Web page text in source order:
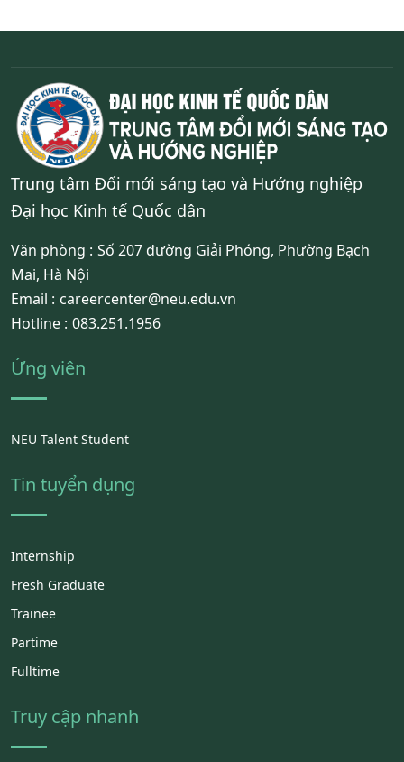
Trung tâm Đối mới sáng tạo và Hướng nghiệp
Đại học Kinh tế Quốc dân
Văn phòng : Số 207 đường Giải Phóng, Phường Bạch
Mai, Hà Nội
Email : careercenter@neu.edu.vn
Hotline : 083.251.1956
Ứng viên
NEU Talent Student
Tin tuyển dụng
Internship
Fresh Graduate
Trainee
Partime
Fulltime
Truy cập nhanh